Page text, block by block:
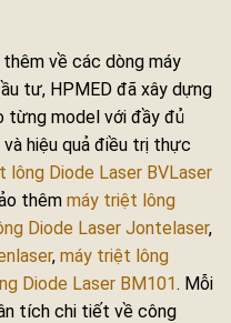
về các dòng máy
tư, HPMED đã xây dựng
từng model với đầy đủ
hiệu quả điều trị thực
lông Diode Laser BVLaser
thêm máy triệt lông
Diode Laser Jontelaser,
, máy triệt lông
Diode Laser BM101. Mỗi
tích chi tiết về công